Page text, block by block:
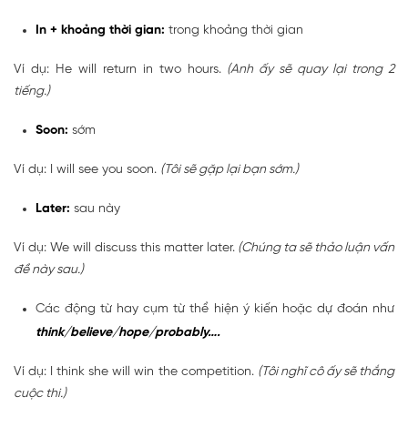
In + khoảng thời gian: trong khoảng thời gian
Ví dụ: He will return in two hours. (Anh ấy sẽ quay lại trong 2
tiếng.)
Soon: sớm
Ví dụ: I will see you soon. (Tôi sẽ gặp lại bạn sớm.)
Later: sau này
Ví dụ: We will discuss this matter later. (Chúng ta sẽ thảo luận vấn
đề này sau.)
Các động từ hay cụm từ thể hiện ý kiến hoặc dự đoán như
think/believe/hope/probably….
Ví dụ: I think she will win the competition. (Tôi nghĩ cô ấy sẽ thắng
cuộc thi.)